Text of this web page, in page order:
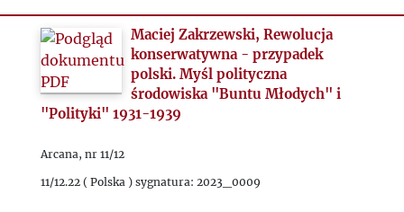
Maciej Zakrzewski, Rewolucja
konserwatywna - przypadek
polski. Myśl polityczna
środowiska "Buntu Młodych" i
"Polityki" 1931-1939
Arcana, nr 11/12
11/12.22 ( Polska ) sygnatura: 2023_0009